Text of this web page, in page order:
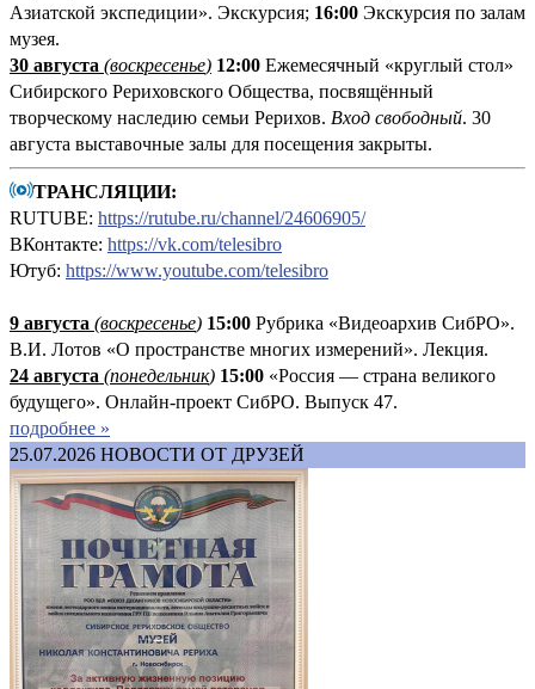
Азиатской экспедиции». Экскурсия; 16:00 Экскурсия по залам
музея.
30 августа (воскресенье) 12:00 Ежемесячный «круглый стол»
Сибирского Рериховского Общества, посвящённый
творческому наследию семьи Рерихов. Вход свободный. 30
августа выставочные залы для посещения закрыты.
ТРАНСЛЯЦИИ:
RUTUBE: https://rutube.ru/channel/24606905/
ВКонтакте: https://vk.com/telesibro
Ютуб: https://www.youtube.com/telesibro
9 августа (воскресенье) 15:00 Рубрика «Видеоархив СибРО».
В.И. Лотов «О пространстве многих измерений». Лекция.
24 августа (понедельник) 15:00 «Россия — страна великого
будущего». Онлайн-проект СибРО. Выпуск 47.
подробнее »
25.07.2026 НОВОСТИ ОТ ДРУЗЕЙ